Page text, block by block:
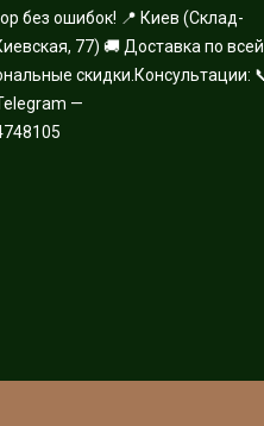
без ошибок! 📍 Киев (Склад-
77) 🚚 Доставка по всей
скидки.Консультации:
—